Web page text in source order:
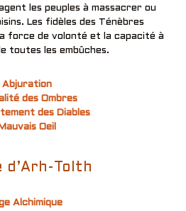
les peuples à massacrer ou
Les fidèles des Ténèbres
force de volonté et la capacité à
toutes les embûches.
Abjuration
des Ombres
des Diables
Mauvais Oeil
d’Arh-Tolth
Alchimique